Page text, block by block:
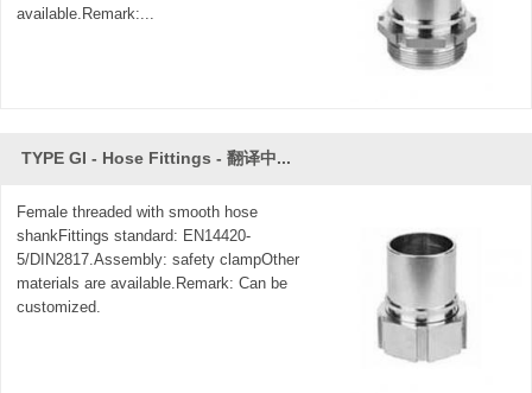
available.Remark:...
TYPE GI - Hose Fittings - 翻译中...
Female threaded with smooth hose
shankFittings standard: EN14420-
5/DIN2817.Assembly: safety clampOther
materials are available.Remark: Can be
customized.